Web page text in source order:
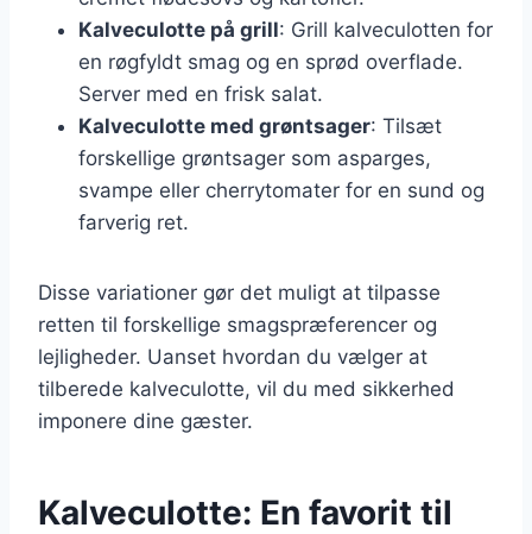
Kalveculotte på grill: Grill kalveculotten for
en røgfyldt smag og en sprød overflade.
Server med en frisk salat.
Kalveculotte med grøntsager: Tilsæt
forskellige grøntsager som asparges,
svampe eller cherrytomater for en sund og
farverig ret.
Disse variationer gør det muligt at tilpasse
retten til forskellige smagspræferencer og
lejligheder. Uanset hvordan du vælger at
tilberede kalveculotte, vil du med sikkerhed
imponere dine gæster.
Kalveculotte: En favorit til